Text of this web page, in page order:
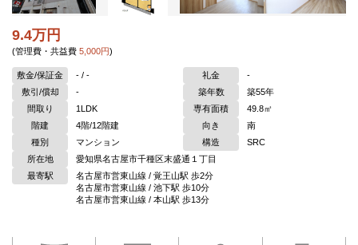
9.4万円
(管理費・共益費 5,000円)
敷金/保証金 - / - 礼金
-
敷引/償却
- 築年数
築55年
間取り
1LDK 専有面積
49.8㎡
階建
4階/12階建 向き
南
種別
マンション 構造
SRC
所在地
愛知県名古屋市千種区末盛通１丁目
最寄駅
名古屋市営東山線 / 覚王山駅 歩2分
名古屋市営東山線 / 池下駅 歩10分
名古屋市営東山線 / 本山駅 歩13分